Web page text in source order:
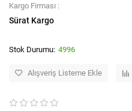
Kargo Firması :
Sürat Kargo
4996
Alışveriş Listeme Ekle